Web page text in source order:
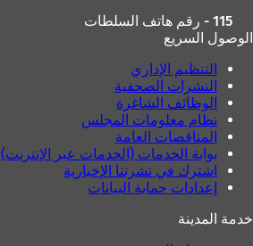
و
د
ي
د
ة
)
115 - رقم هاتف السلطات
الوصول السريع
التنظيم الإداري
النشرات الصحفية
الوظائف الشاغرة
نظام معلومات المجلس
المناقصات العامة
بوابة الخدمات (الخدمات عبر الإنترنت)
اشترك في نشرتنا الإخبارية
إعدادات حماية البيانات
خدمة المدينة